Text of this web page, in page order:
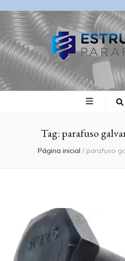
Blog
Tag: parafuso
Página inicial / parafuso